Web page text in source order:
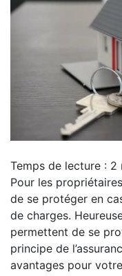
Temps de lecture : 2
Pour les
de se protéger en
de charges.
permettent de se
principe de
avantages pour